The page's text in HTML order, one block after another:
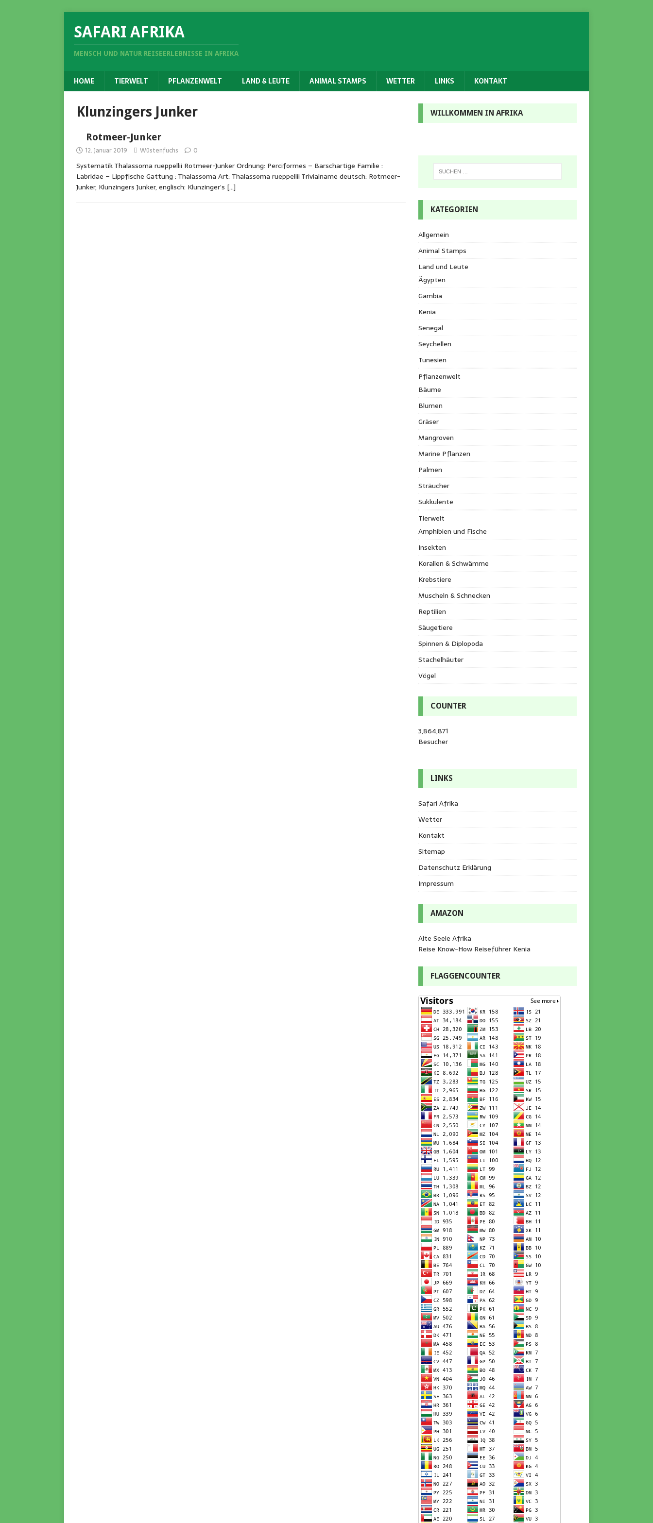
SAFARI AFRIKA
MENSCH UND NATUR REISEERLEBNISSE IN AFRIKA
HOME TIERWELT PFLANZENWELT LAND & LEUTE ANIMAL STAMPS WETTER LINKS KONTAKT
Klunzingers Junker
Rotmeer-Junker
12. Januar 2019 Wüstenfuchs 0
Systematik Thalassoma rueppellii Rotmeer-Junker Ordnung: Perciformes – Barschartige Familie :
Labridae – Lippfische Gattung : Thalassoma Art: Thalassoma rueppellii Trivialname deutsch: Rotmeer-
Junker, Klunzingers Junker, englisch: Klunzinger’s […]
WILLKOMMEN IN AFRIKA
KATEGORIEN
Allgemein
Animal Stamps
Land und Leute
Ägypten
Gambia
Kenia
Senegal
Seychellen
Tunesien
Pflanzenwelt
Bäume
Blumen
Gräser
Mangroven
Marine Pflanzen
Palmen
Sträucher
Sukkulente
Tierwelt
Amphibien und Fische
Insekten
Korallen & Schwämme
Krebstiere
Muscheln & Schnecken
Reptilien
Säugetiere
Spinnen & Diplopoda
Stachelhäuter
Vögel
COUNTER
3,864,871
Besucher
LINKS
Safari Afrika
Wetter
Kontakt
Sitemap
Datenschutz Erklärung
Impressum
AMAZON
Alte Seele Afrika
Reise Know-How Reiseführer Kenia
FLAGGENCOUNTER